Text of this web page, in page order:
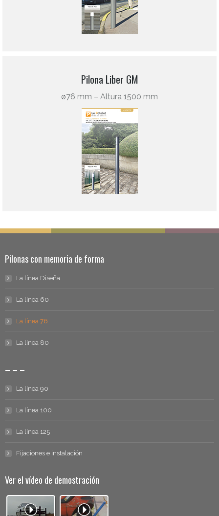
Pilona Liber GM
ø76 mm – Altura 1500 mm
Pilonas con memoria de forma
La línea Diseña
La línea 60
La línea 76
La línea 80
– – –
La línea 90
La línea 100
La línea 125
Fijaciones e instalación
Ver el vídeo de demostración